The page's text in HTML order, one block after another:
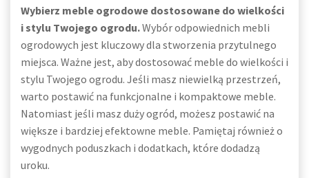
Wybierz meble ogrodowe dostosowane do wielkości
i stylu Twojego ogrodu.Wybór odpowiednich mebli
ogrodowych jest kluczowy dla stworzenia przytulnego
miejsca. Ważne jest, aby dostosować meble do wielkości i
stylu Twojego ogrodu. Jeśli masz niewielką przestrzeń,
warto postawić na funkcjonalne i kompaktowe meble.
Natomiast jeśli masz duży ogród, możesz postawić na
większe i bardziej efektowne meble. Pamiętaj również o
wygodnych poduszkach i dodatkach, które dodadzą
uroku.